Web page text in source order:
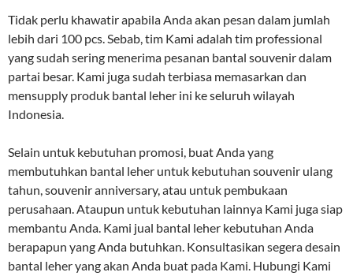
Tidak perlu khawatir apabila Anda akan pesan dalam jumlah
lebih dari 100 pcs. Sebab, tim Kami adalah tim professional
yang sudah sering menerima pesanan bantal souvenir dalam
partai besar. Kami juga sudah terbiasa memasarkan dan
mensupply produk bantal leher ini ke seluruh wilayah
Indonesia.
Selain untuk kebutuhan promosi, buat Anda yang
membutuhkan bantal leher untuk kebutuhan souvenir ulang
tahun, souvenir anniversary, atau untuk pembukaan
perusahaan. Ataupun untuk kebutuhan lainnya Kami juga siap
membantu Anda. Kami jual bantal leher kebutuhan Anda
berapapun yang Anda butuhkan. Konsultasikan segera desain
bantal leher yang akan Anda buat pada Kami. Hubungi Kami